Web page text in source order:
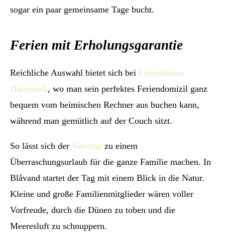
sogar ein paar gemeinsame Tage bucht.
Ferien mit Erholungsgarantie
Reichliche Auswahl bietet sich bei Ferienhäuser
Dänemark, wo man sein perfektes Feriendomizil ganz
bequem vom heimischen Rechner aus buchen kann,
während man gemütlich auf der Couch sitzt.
So lässt sich der Vatertag zu einem
Überraschungsurlaub für die ganze Familie machen. In
Blåvand startet der Tag mit einem Blick in die Natur.
Kleine und große Familienmitglieder wären voller
Vorfreude, durch die Dünen zu toben und die
Meeresluft zu schnuppern.